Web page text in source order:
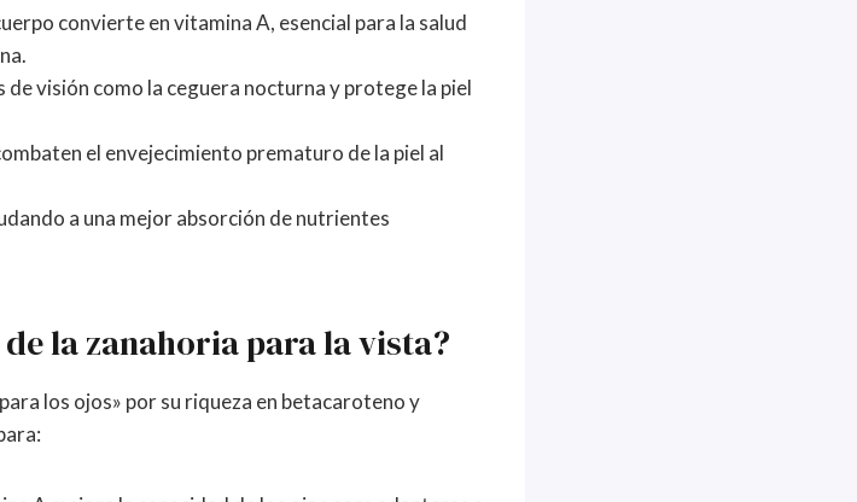
convierte en vitamina A, esencial para la salud
de visión como la ceguera nocturna y protege la piel
el envejecimiento prematuro de la piel al
a una mejor absorción de nutrientes
la zanahoria para la vista?
los ojos» por su riqueza en betacaroteno y